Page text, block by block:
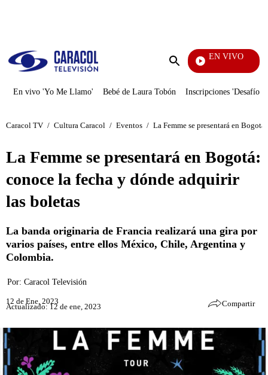
Enviar
EN VIVO
En vivo 'Yo Me Llamo' Bebé de Laura Tobón Inscripciones 'Desafío'
Caracol TV / Cultura Caracol / Eventos / La Femme se presentará en
La Femme se presentará en Bogotá:
conoce la fecha y dónde adquirir
las boletas
La banda originaria de Francia realizará una gira por
varios países, entre ellos México, Chile, Argentina y
Colombia.
Por: Caracol Televisión
12 de Ene, 2023
Actualizado: 12 de ene, 2023 Compartir